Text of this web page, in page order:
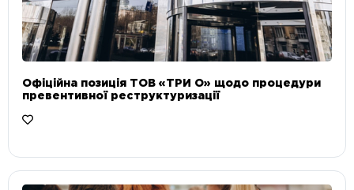
Офіційна позиція ТОВ «ТРИ О» щодо процедури
превентивної реструктуризації